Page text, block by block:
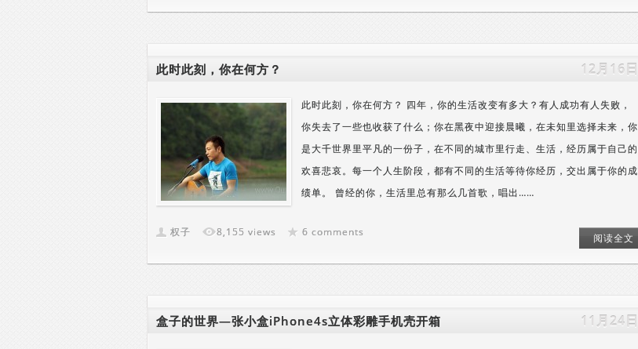
此时此刻，你在何方？ 12月16日
此时此刻，你在何方？ 四年，你的生活改变有多大？有人成功有人失败，
你失去了一些也收获了什么；你在黑夜中迎接晨曦，在未知里选择未来，你
是大千世界里平凡的一份子，在不同的城市里行走、生活，经历属于自己的
欢喜悲哀。每一个人生阶段，都有不同的生活等待你经历，交出属于你的成
绩单。 曾经的你，生活里总有那么几首歌，唱出……
权子 8,155 views 6 comments 阅读全文
盒子的世界—张小盒iPhone4s立体彩雕手机壳开箱 11月24日